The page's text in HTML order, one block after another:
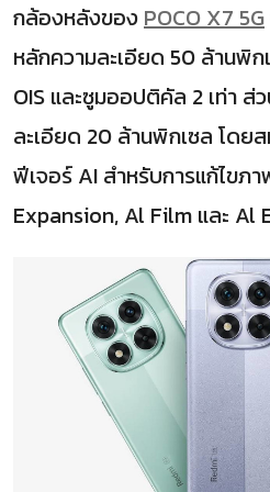
กล้องหลังของPOCO X7 5G
หลักความละเอียด 50 ล้านพิ
OIS และซูมออปติคัล 2 เท่า ส่
ละเอียด 20 ล้านพิกเซล โดย
ฟีเจอร์ AI สำหรับการแก้ไขภ
Expansion, Al Film และ Al